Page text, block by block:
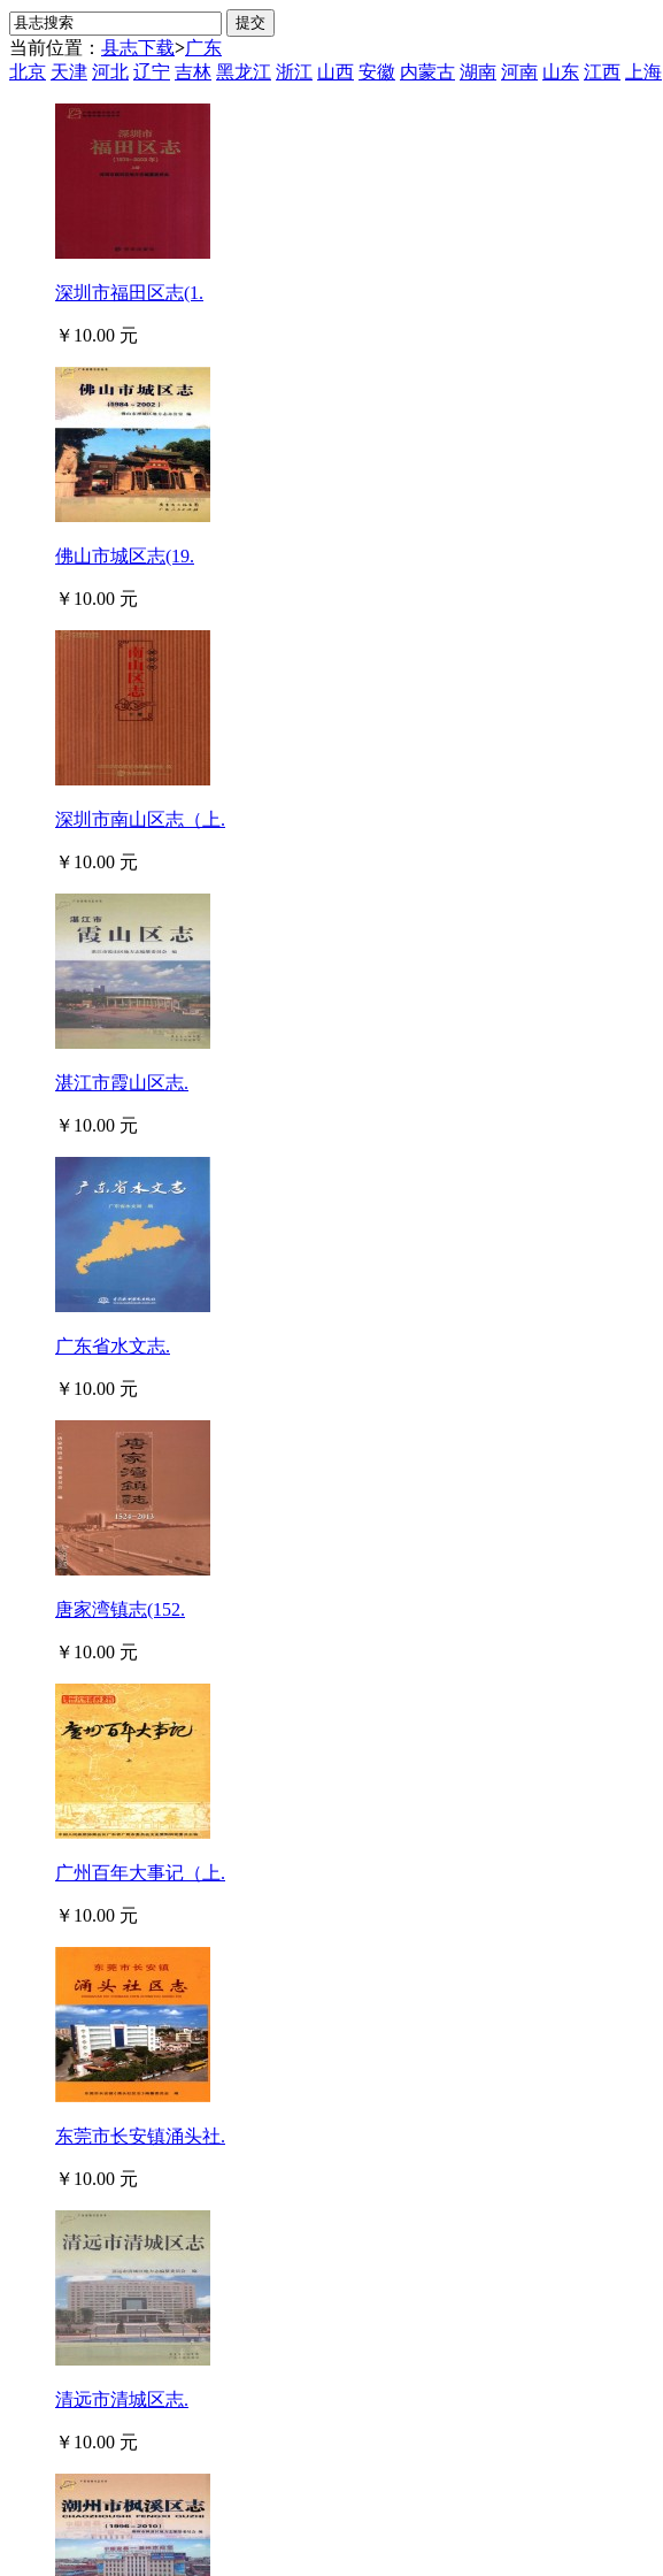
当前位置： 县志下载>广东
北京 天津 河北 辽宁 吉林 黑龙江 浙江 山西 安徽 内蒙古 湖南 河南 山东 江西 上海
深圳市福田区志(1.
￥10.00 元
佛山市城区志(19.
￥10.00 元
深圳市南山区志（上.
￥10.00 元
湛江市霞山区志.
￥10.00 元
广东省水文志.
￥10.00 元
唐家湾镇志(152.
￥10.00 元
广州百年大事记（上.
￥10.00 元
东莞市长安镇涌头社.
￥10.00 元
清远市清城区志.
￥10.00 元